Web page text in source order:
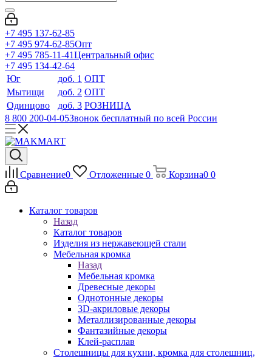
+7 495 137-62-85
+7 495 974-62-85Опт
+7 495 785-11-41Центральный офис
+7 495 134-42-64
Юг
доб. 1 ОПТ
Мытищи
доб. 2 ОПТ
Одинцово
доб. 3 РОЗНИЦА
8 800 200-04-05Звонок бесплатный по всей России
Сравнение0 Отложенные 0 Корзина0 0
Каталог товаров
Назад
Каталог товаров
Изделия из нержавеющей стали
Мебельная кромка
Назад
Мебельная кромка
Древесные декоры
Однотонные декоры
3D-акриловые декоры
Металлизированные декоры
Фантазийные декоры
Клей-расплав
Столешницы для кухни, кромка для столешниц,